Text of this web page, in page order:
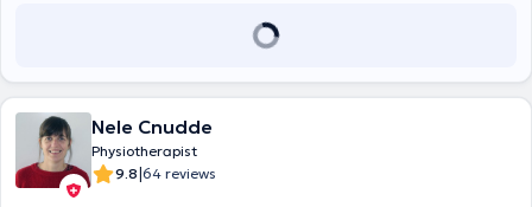
Nele Cnudde
Physiotherapist
9.8|64 reviews